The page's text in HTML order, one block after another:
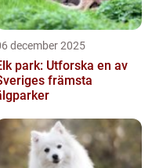
december 2025
park: Utforska en av
främsta